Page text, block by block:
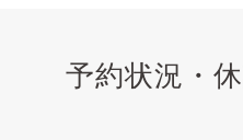
予約状況・